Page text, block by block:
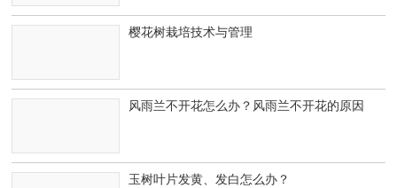
樱花树栽培技术与管理
风雨兰不开花怎么办？风雨兰不开花的原因
玉树叶片发黄、发白怎么办？